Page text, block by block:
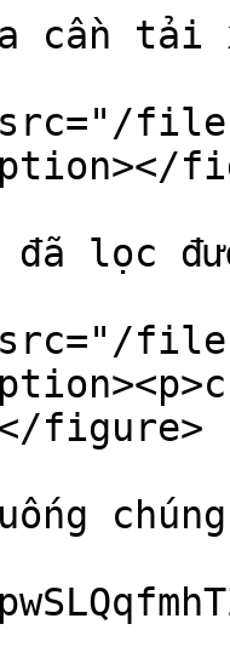
cần tải
files/
lọc
files/
figure>